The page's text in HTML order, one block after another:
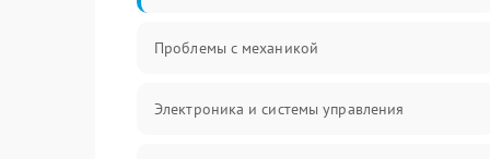
Проблемы с механикой
Электроника и системы управления